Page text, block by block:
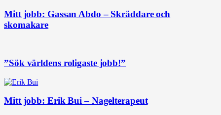
Mitt jobb: Gassan Abdo – Skräddare och
skomakare
”Sök världens roligaste jobb!”
Mitt jobb: Erik Bui – Nagelterapeut